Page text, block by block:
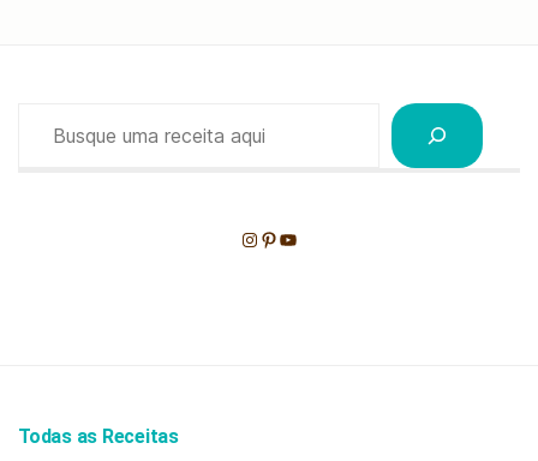
Instagram
Pinterest
Youtube
Todas as Receitas